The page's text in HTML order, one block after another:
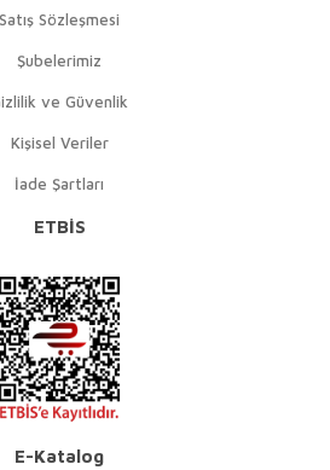
Satış Sözleşmesi
Şubelerimiz
ve Güvenlik
Kişisel Veriler
İade Şartları
ETBİS
E-Katalog